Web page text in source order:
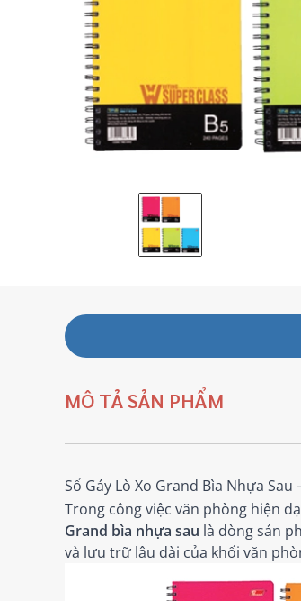
MÔ TẢ SẢN PHẨM
Sổ Gáy Lò Xo Grand Bìa Nhựa
Trong công việc văn phòng hiện
Grand bìa nhựa sau là dòng sản
và lưu trữ lâu dài của khối văn